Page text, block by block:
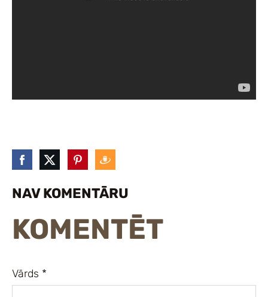
NAV KOMENTĀRU
KOMENTĒT
Vārds *